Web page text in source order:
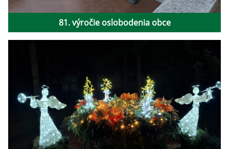
81. výročie oslobodenia obce